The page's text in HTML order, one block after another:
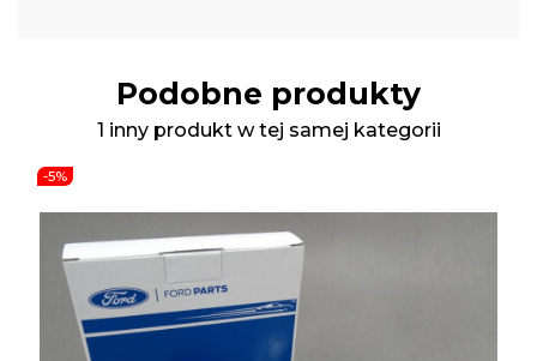
Podobne produkty
1 inny produkt w tej samej kategorii
-5%